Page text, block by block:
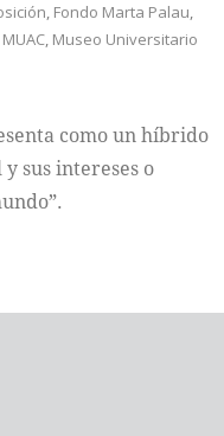
, Fondo Marta Palau,
MUAC, Museo Universitario
como un híbrido
sus intereses o